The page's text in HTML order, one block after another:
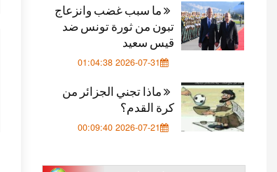
ما سبب غضب وانزعاج
تبون من ثورة تونس ضد
قيس سعيد
2026-07-31 01:04:38
ماذا تجني الجزائر من
كرة القدم؟
2026-07-21 00:09:40